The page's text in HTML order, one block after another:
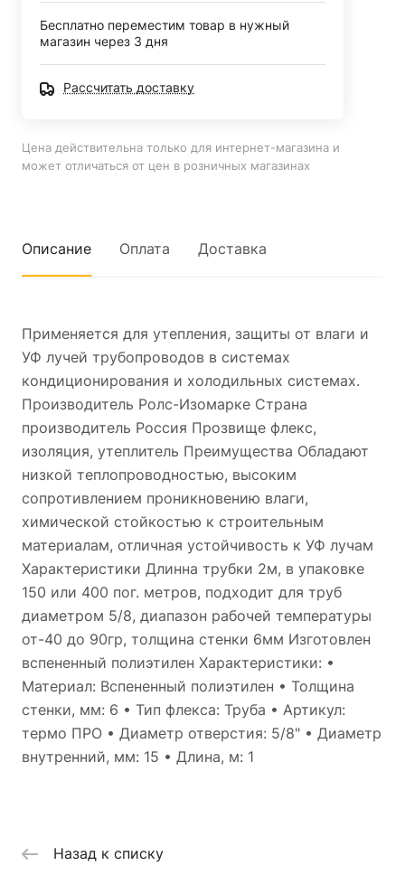
Бесплатно переместим товар в нужный
магазин через 3 дня
Рассчитать доставку
Цена действительна только для интернет-магазина и
может отличаться от цен в розничных магазинах
Описание Оплата Доставка
Применяется для утепления, защиты от влаги и
УФ лучей трубопроводов в системах
кондиционирования и холодильных системах.
Производитель Ролс-Изомарке Страна
производитель Россия Прозвище флекс,
изоляция, утеплитель Преимущества Обладают
низкой теплопроводностью, высоким
сопротивлением проникновению влаги,
химической стойкостью к строительным
материалам, отличная устойчивость к УФ лучам
Характеристики Длинна трубки 2м, в упаковке
150 или 400 пог. метров, подходит для труб
диаметром 5/8, диапазон рабочей температуры
от-40 до 90гр, толщина стенки 6мм Изготовлен
вспененный полиэтилен Характеристики: •
Материал: Вспененный полиэтилен • Толщина
стенки, мм: 6 • Тип флекса: Труба • Артикул:
термо ПРО • Диаметр отверстия: 5/8" • Диаметр
внутренний, мм: 15 • Длина, м: 1
Назад к списку